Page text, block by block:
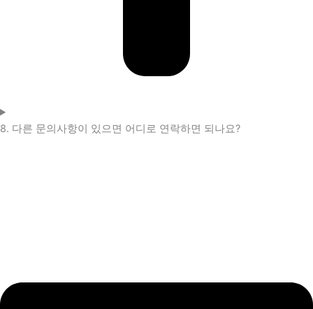
8. 다른 문의사항이 있으면 어디로 연락하면 되나요?